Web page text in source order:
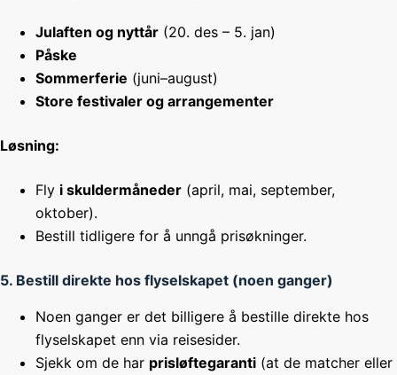
Julaften og nyttår (20. des – 5. jan)
Påske
Sommerferie (juni–august)
Store festivaler og arrangementer
Løsning:
Fly i skuldermåneder (april, mai, september,
oktober).
Bestill tidligere for å unngå prisøkninger.
5. Bestill direkte hos flyselskapet (noen ganger)
Noen ganger er det billigere å bestille direkte hos
flyselskapet enn via reisesider.
Sjekk om de har prisløftegaranti (at de matcher eller